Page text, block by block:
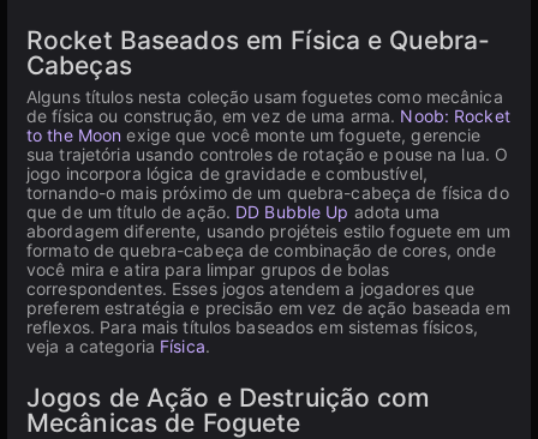
Rocket Baseados em Física e Quebra-
Cabeças
Alguns títulos nesta coleção usam foguetes como mecânica
de física ou construção, em vez de uma arma. Noob: Rocket
to the Moon exige que você monte um foguete, gerencie
sua trajetória usando controles de rotação e pouse na lua. O
jogo incorpora lógica de gravidade e combustível,
tornando-o mais próximo de um quebra-cabeça de física do
que de um título de ação. DD Bubble Up adota uma
abordagem diferente, usando projéteis estilo foguete em um
formato de quebra-cabeça de combinação de cores, onde
você mira e atira para limpar grupos de bolas
correspondentes. Esses jogos atendem a jogadores que
preferem estratégia e precisão em vez de ação baseada em
reflexos. Para mais títulos baseados em sistemas físicos,
veja a categoria Física.
Jogos de Ação e Destruição com
Mecânicas de Foguete